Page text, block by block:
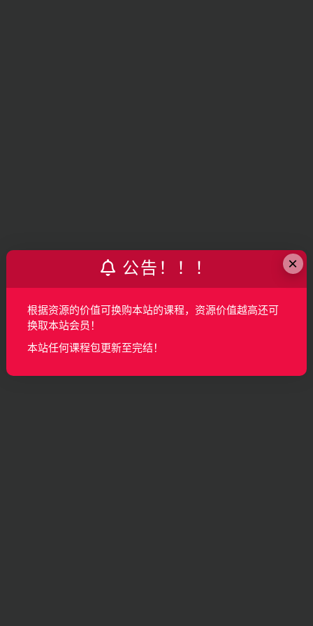
×
公告！！！
根据资源的价值可换购本站的课程，资源价值越高还可
换取本站会员！
本站任何课程包更新至完结！